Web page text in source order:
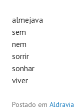
almejava
sem
nem
sorrir
sonhar
viver
Postado em Aldravia